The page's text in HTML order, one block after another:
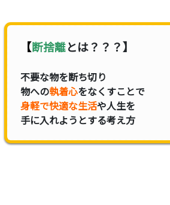
【断捨離とは？？？】
不要な物を断ち切り
物への執着心をなくすことで
身軽で快適な生活や人生を
手に入れようとする考え方